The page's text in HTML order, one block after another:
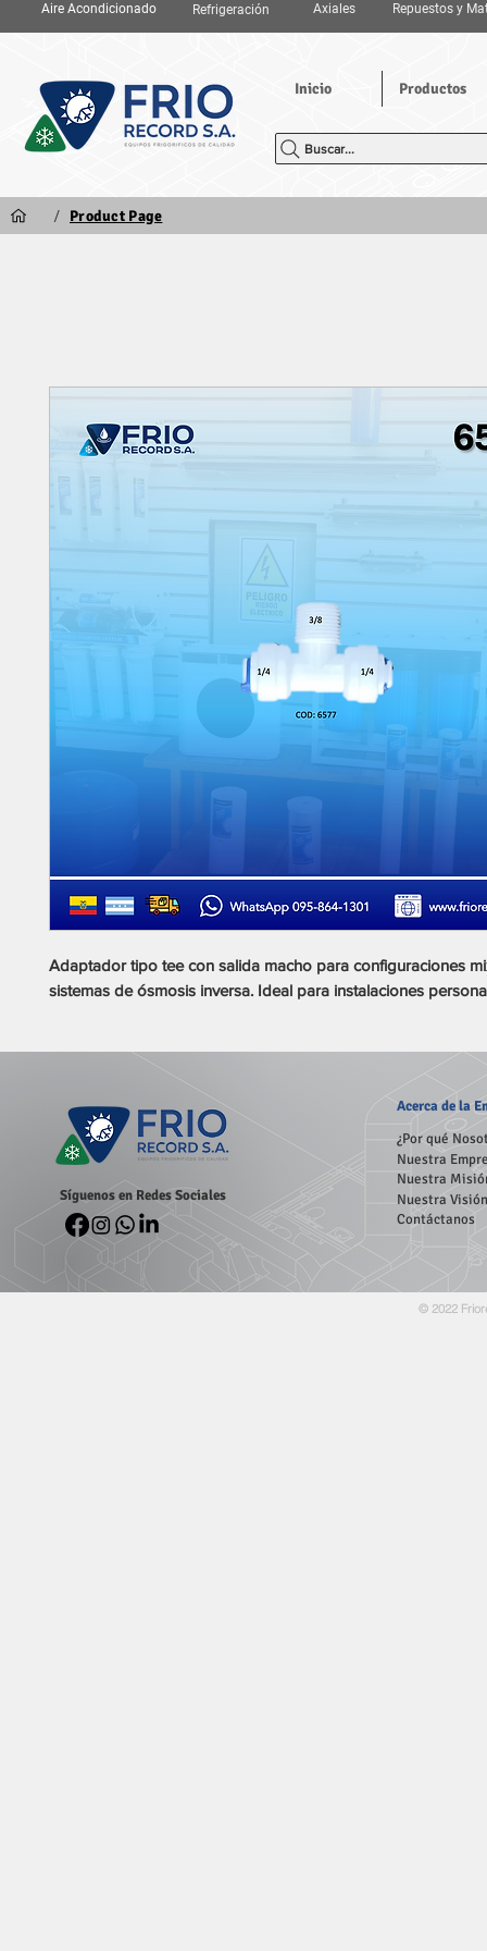
Aire Acondicionado Refrigeración Axiales Repuestos y
Inicio Productos
Buscar...
/ Product Page
Adaptador tipo tee con salida macho para configuraciones
sistemas de ósmosis inversa. Ideal para instalaciones
Síguenos en Redes Sociales
Acercade la
¿Por qué
Nuestra
Nuestra
Nuestra Visión
Contáctanos
© 2022